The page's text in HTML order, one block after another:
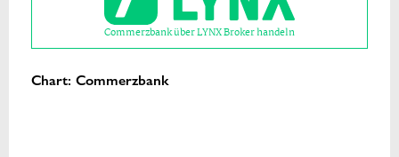
Commerzbank über LYNX Broker handeln
Chart: Commerzbank